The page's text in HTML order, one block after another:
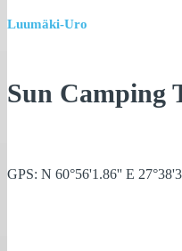
Luumäki-Uro
Sun Camping
GPS: N 60°56'1.86'' E